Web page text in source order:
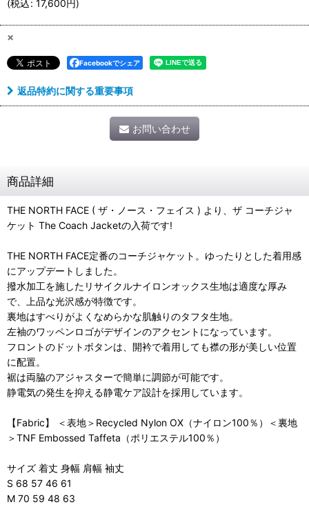
(税込: 17,600円)
×
Facebookでシェア
返品特約に関する重要事項
お問い合わせ
商品詳細
THE NORTH FACE ( ザ・ノース・フェイス ) より、ザ コーチジャ
ケット The Coach Jacketの入荷です!
THE NORTH FACE定番のコーチジャケット。ゆったりとした着用感
にアップデートしました。
撥水加工を施したリサイクルナイロンオックス生地は適度な厚み
で、上品な光沢感が特徴です。
裏地はすべりがよくなめらかな肌触りのタフタ生地。
左袖のワッペンロゴがデザインのアクセントになっています。
フロントのドットボタンは、開衿で着用しても襟の形が美しい位置
に配置。
裾は両脇のアジャスターで簡単に調節が可能です。
静電気の発生を抑える静電ケア設計を採用しています。
【Fabric】 ＜表地＞Recycled Nylon OX（ナイロン100％）＜裏地
＞TNF Embossed Taffeta（ポリエステル100％）
サイズ 着丈 身幅 肩幅 袖丈
S 68 57 46 61
M 70 59 48 63